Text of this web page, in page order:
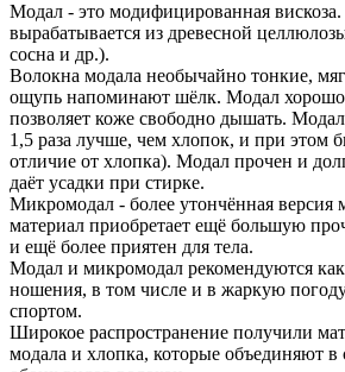
Модал - это модифицированная
вырабатывается из древесной
сосна и др.).
Волокна модала необычайно тонкие,
ощупь напоминают шёлк. Модал хорошо
позволяет коже свободно дышать.
1,5 раза лучше, чем хлопок, и при этом
отличие от хлопка). Модал прочен и
даёт усадки при стирке.
Микромодал - более утончённая версия
материал приобретает ещё большую
и ещё более приятен для тела.
Модал и микромодал рекомендуются
ношения, в том числе и в жаркую
спортом.
Широкое распространение получили
модала и хлопка, которые объединяют в